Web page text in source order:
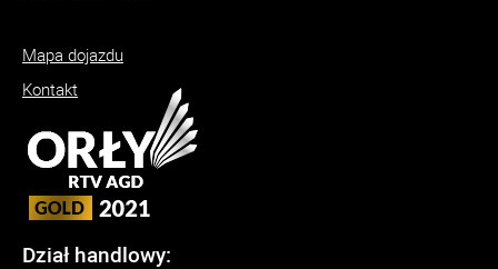
Mapa dojazdu
Kontakt
Dział handlowy: